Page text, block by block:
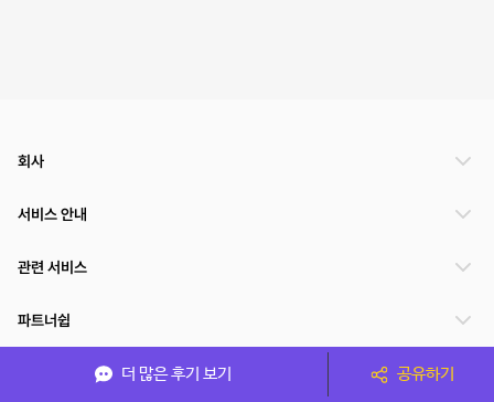
더 많은 후기 보기 공유하기
회사
서비스 안내
관련 서비스
파트너쉽
서비스 제공 국가